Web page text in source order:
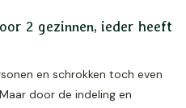
2 gezinnen, ieder heeft
en schrokken toch even
door de indeling en